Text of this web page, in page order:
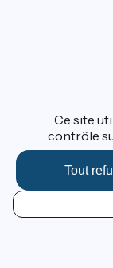
FR
Accueil Vélo
cyclistes en
Financé dans
Contact
Données
Ce site
contrôle
Tout